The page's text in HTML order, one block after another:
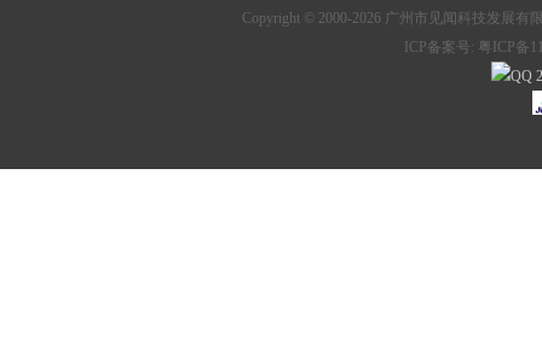
Copyright © 2000-2026 广州市见闻科技发展
ICP备案号: 粤ICP备